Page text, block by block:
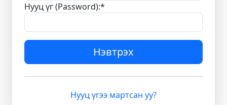
Нууц үг (Password):*
Нэвтрэх
Нууц үгээ мартсан уу?